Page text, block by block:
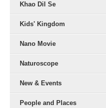
Khao Dil Se
Kids' Kingdom
Nano Movie
Naturoscope
New & Events
People and Places